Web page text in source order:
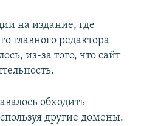
на издание, где
главного редактора
из-за того, что сайт
обходить
другие домены.